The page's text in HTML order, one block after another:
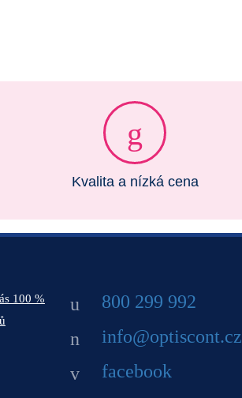
Kvalita a nízká cena
100 %
800 299 992
info@optiscont.cz
facebook